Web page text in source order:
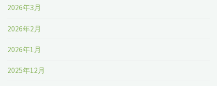
2026年3月
2026年2月
2026年1月
2025年12月